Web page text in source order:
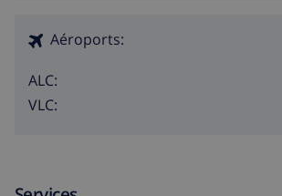
Aéroports:
ALC:
VLC: